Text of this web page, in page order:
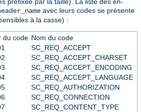
avec leurs codes se présente
à la casse) :
du code Nom du code
SC_REQ_ACCEPT
SC_REQ_ACCEPT_CHARSET
SC_REQ_ACCEPT_ENCODING
SC_REQ_ACCEPT_LANGUAGE
SC_REQ_AUTHORIZATION
SC_REQ_CONNECTION
SC_REQ_CONTENT_TYPE